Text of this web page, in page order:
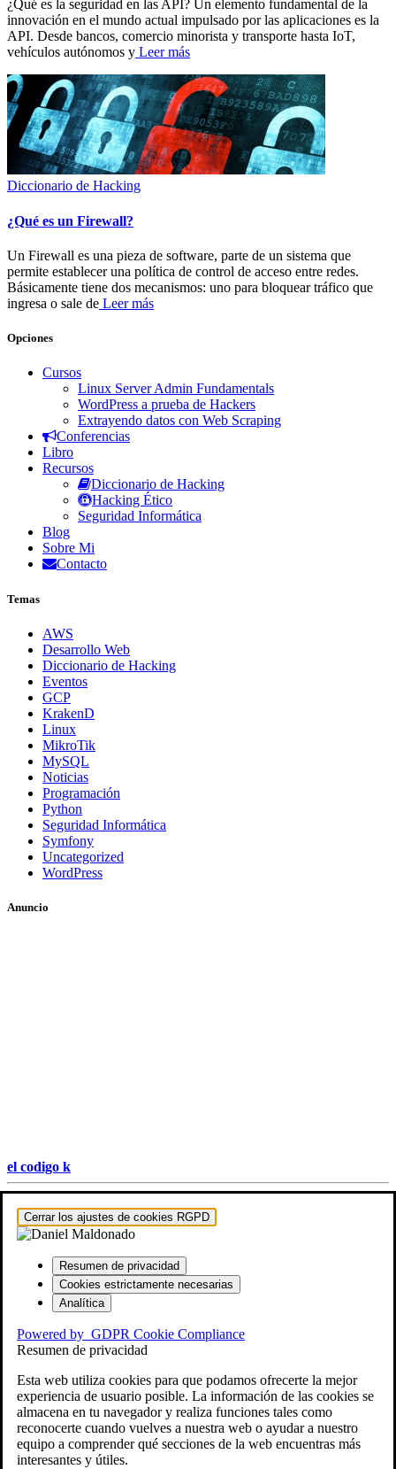
¿Qué es la seguridad en las API? Un elemento fundamental de la
innovación en el mundo actual impulsado por las aplicaciones es la
API. Desde bancos, comercio minorista y transporte hasta IoT,
vehículos autónomos y Leer más
Diccionario de Hacking
¿Qué es un Firewall?
Un Firewall es una pieza de software, parte de un sistema que
permite establecer una política de control de acceso entre redes.
Básicamente tiene dos mecanismos: uno para bloquear tráfico que
ingresa o sale de Leer más
Opciones
Cursos
Linux Server Admin Fundamentals
WordPress a prueba de Hackers
Extrayendo datos con Web Scraping
Conferencias
Libro
Recursos
Diccionario de Hacking
Hacking Ético
Seguridad Informática
Blog
Sobre Mi
Contacto
Temas
AWS
Desarrollo Web
Diccionario de Hacking
Eventos
GCP
KrakenD
Linux
MikroTik
MySQL
Noticias
Programación
Python
Seguridad Informática
Symfony
Uncategorized
WordPress
Anuncio
el codigo k
Hestia | Desarrollado porThemeIsle
Cerrar los ajustes de cookies RGPD
Resumen de privacidad
Cookies estrictamente necesarias
Analítica
Powered by GDPR Cookie Compliance
Resumen de privacidad
Esta web utiliza cookies para que podamos ofrecerte la mejor
experiencia de usuario posible. La información de las cookies se
almacena en tu navegador y realiza funciones tales como
reconocerte cuando vuelves a nuestra web o ayudar a nuestro
equipo a comprender qué secciones de la web encuentras más
interesantes y útiles.